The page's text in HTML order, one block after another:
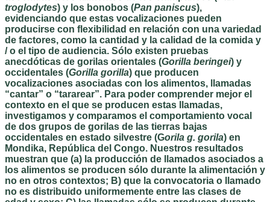
troglodytes) y los bonobos (Pan paniscus),
evidenciando que estas vocalizaciones pueden
producirse con flexibilidad en relación con una variedad
de factores, como la cantidad y la calidad de la comida y
/ o el tipo de audiencia. Sólo existen pruebas
anecdóticas de gorilas orientales (Gorilla beringei) y
occidentales (Gorilla gorilla) que producen
vocalizaciones asociadas con los alimentos, llamadas
“cantar” o “tararear”. Para poder comprender mejor el
contexto en el que se producen estas llamadas,
investigamos y comparamos el comportamiento vocal
de dos grupos de gorilas de las tierras bajas
occidentales en estado silvestre (Gorila g. gorila) en
Mondika, República del Congo. Nuestros resultados
muestran que (a) la producción de llamados asociados a
los alimentos se producen sólo durante la alimentación y
no en otros contextos; B) que la convocatoria o llamado
no es distribuido uniformemente entre las clases de